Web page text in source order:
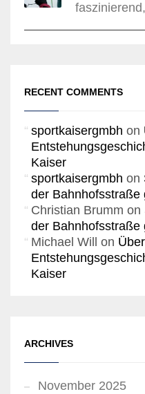
RECENT COMMENTS
sportkaisergmbh on
Kaiser
sportkaisergmbh on
der Bahnhofsstraße
Christian Brumm on
der Bahnhofsstraße
Michael Will
on
Kaiser
ARCHIVES
November 2025